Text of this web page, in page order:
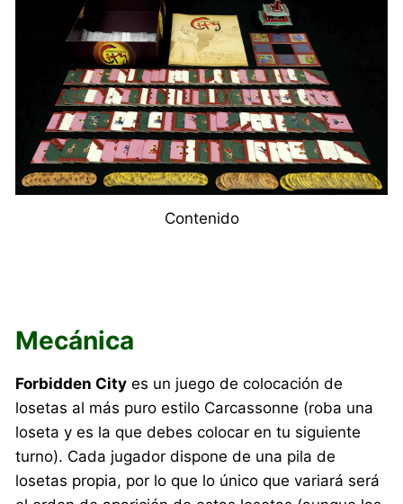
Contenido
Mecánica
Forbidden City es un juego de colocación de
losetas al más puro estilo Carcassonne (roba una
loseta y es la que debes colocar en tu siguiente
turno). Cada jugador dispone de una pila de
losetas propia, por lo que lo único que variará será